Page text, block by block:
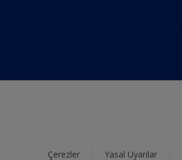
Çerezler Yasal Uyarılar